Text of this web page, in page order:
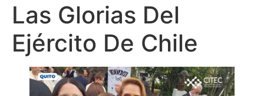
Las Glorias Del
Ejército De Chile